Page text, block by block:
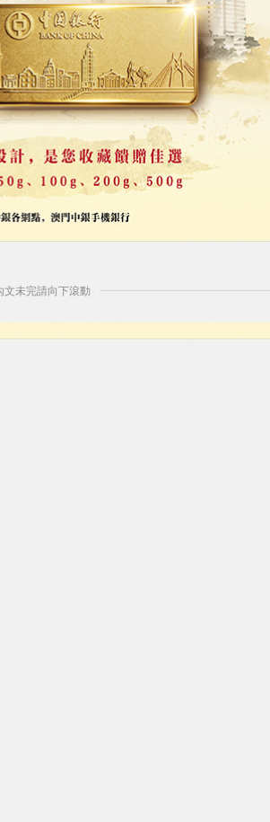
文未完請向下滾動